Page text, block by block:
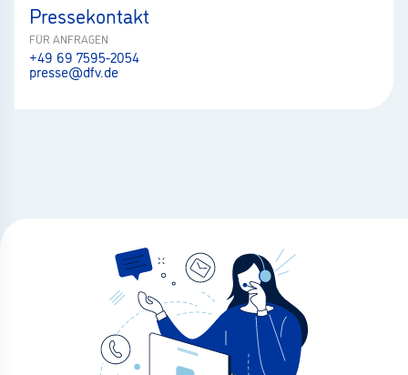
Pressekontakt
FÜR ANFRAGEN
+49 69 7595-2054
presse@dfv.de